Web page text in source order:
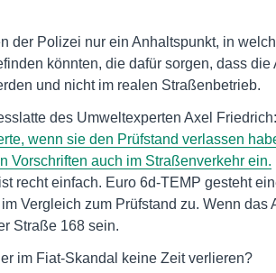
der Polizei nur ein Anhaltspunkt, in
könnten, die dafür sorgen, dass
und nicht im realen Straßenbetrieb.
des Umweltexperten Axel Friedrich:
wenn sie den Prüfstand verlassen
Vorschriften auch im Straßenverkehr ein.
recht einfach. Euro 6d-TEMP gesteht
Vergleich zum Prüfstand zu. Wenn das
Straße 168 sein.
im Fiat-Skandal keine Zeit verlieren?